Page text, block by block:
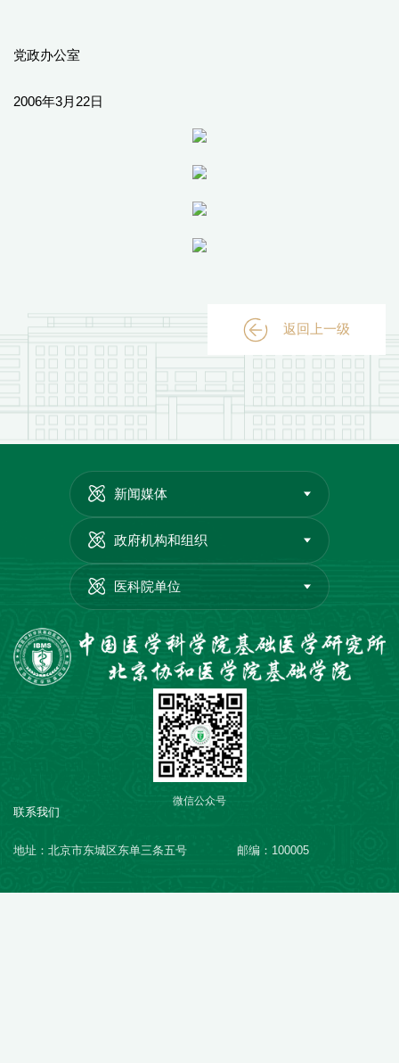
党政办公室
2006年3月22日
返回上一级
新闻媒体
政府机构和组织
医科院单位
联系我们
地址：北京市东城区东单三条五号 邮编：100005
微信公众号